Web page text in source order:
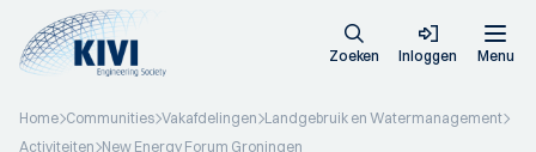
Zoeken Inloggen Menu
Home Communities Vakafdelingen Landgebruik en Watermanagement
Activiteiten New Energy Forum Groningen